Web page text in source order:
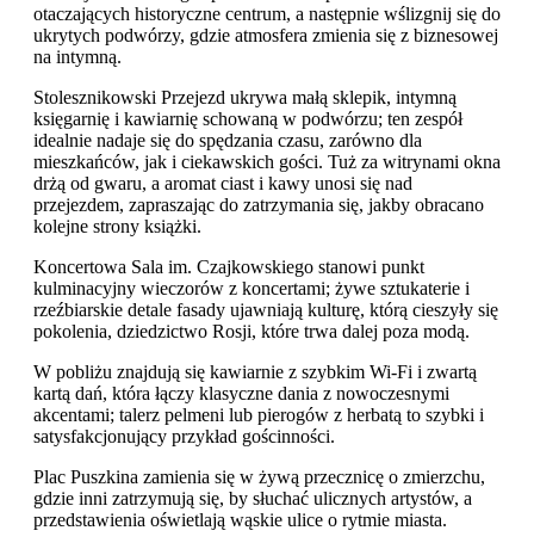
otaczających historyczne centrum, a następnie wślizgnij się do
ukrytych podwórzy, gdzie atmosfera zmienia się z biznesowej
na intymną.
Stolesznikowski Przejezd ukrywa małą sklepik, intymną
księgarnię i kawiarnię schowaną w podwórzu; ten zespół
idealnie nadaje się do spędzania czasu, zarówno dla
mieszkańców, jak i ciekawskich gości. Tuż za witrynami okna
drżą od gwaru, a aromat ciast i kawy unosi się nad
przejezdem, zapraszając do zatrzymania się, jakby obracano
kolejne strony książki.
Koncertowa Sala im. Czajkowskiego stanowi punkt
kulminacyjny wieczorów z koncertami; żywe sztukaterie i
rzeźbiarskie detale fasady ujawniają kulturę, którą cieszyły się
pokolenia, dziedzictwo Rosji, które trwa dalej poza modą.
W pobliżu znajdują się kawiarnie z szybkim Wi-Fi i zwartą
kartą dań, która łączy klasyczne dania z nowoczesnymi
akcentami; talerz pelmeni lub pierogów z herbatą to szybki i
satysfakcjonujący przykład gościnności.
Plac Puszkina zamienia się w żywą przecznicę o zmierzchu,
gdzie inni zatrzymują się, by słuchać ulicznych artystów, a
przedstawienia oświetlają wąskie ulice o rytmie miasta.